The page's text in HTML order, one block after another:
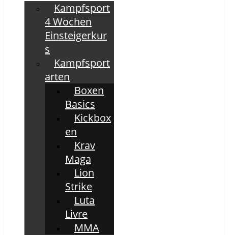
Kampfsport
4 Wochen
Einsteigerkur
s
Kampfsport
arten
Boxen
Basics
Kickbox
en
Krav
Maga
Lion
Strike
Luta
Livre
MMA